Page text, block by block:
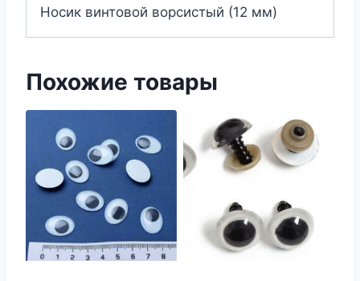
Носик винтовой ворсистый (12 мм)
Похожие товары